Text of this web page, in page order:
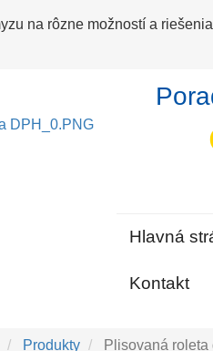
na rôzne možností a
Hlavná
Kontakt
Produkty Plisovaná roleta